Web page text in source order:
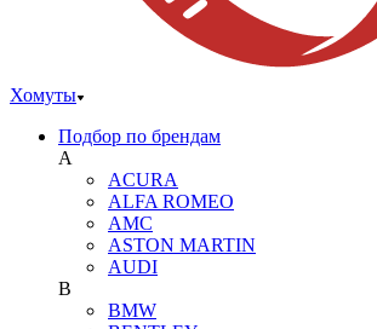
Хомуты
Подбор по брендам
A
ACURA
ALFA ROMEO
AMC
ASTON MARTIN
AUDI
B
BMW